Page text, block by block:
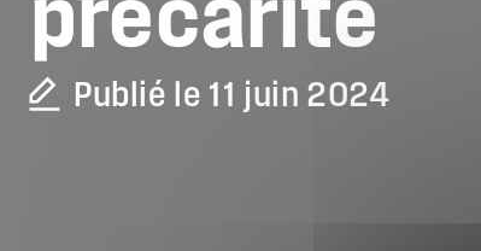
précarité
Publié le 11 juin 2024